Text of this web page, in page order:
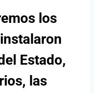
los
Estado,
las